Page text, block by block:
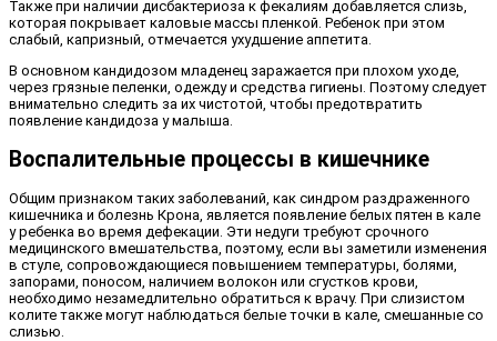
Также при наличии дисбактериоза к фекалиям добавляется слизь,
которая покрывает каловые массы пленкой. Ребенок при этом
слабый, капризный, отмечается ухудшение аппетита.
В основном кандидозом младенец заражается при плохом уходе,
через грязные пеленки, одежду и средства гигиены. Поэтому следует
внимательно следить за их чистотой, чтобы предотвратить
появление кандидоза у малыша.
Воспалительные процессы в кишечнике
Общим признаком таких заболеваний, как синдром раздраженного
кишечника и болезнь Крона, является появление белых пятен в кале
у ребенка во время дефекации. Эти недуги требуют срочного
медицинского вмешательства, поэтому, если вы заметили изменения
в стуле, сопровождающиеся повышением температуры, болями,
запорами, поносом, наличием волокон или сгустков крови,
необходимо незамедлительно обратиться к врачу. При слизистом
колите также могут наблюдаться белые точки в кале, смешанные со
слизью.